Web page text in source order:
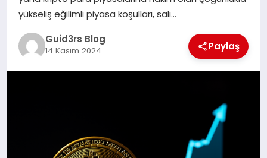
yükseliş eğilimli piyasa koşulları, salı…
Guid3rs Blog
14 Kasım 2024 Paylaş